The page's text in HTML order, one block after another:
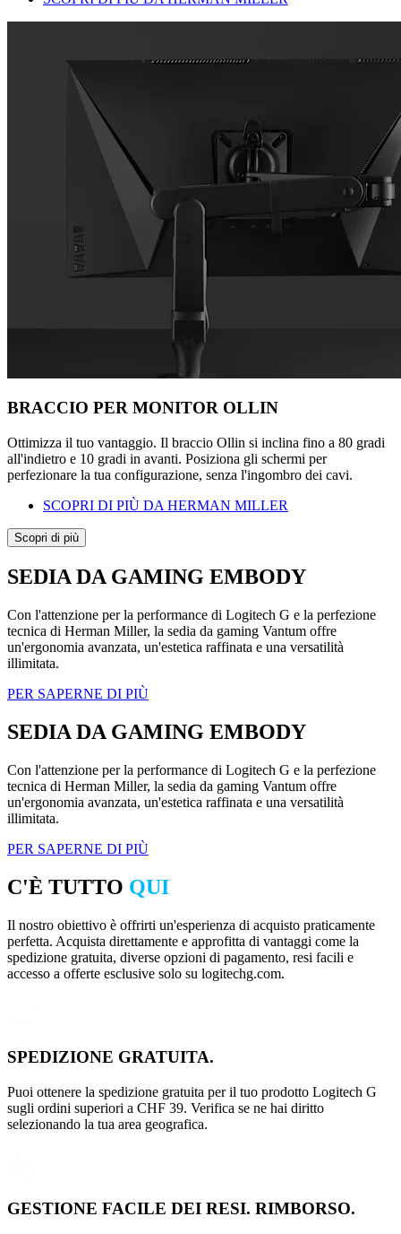
BRACCIO PER MONITOR OLLIN
Ottimizza il tuo vantaggio. Il braccio Ollin si inclina fino a 80 gradi
all'indietro e 10 gradi in avanti. Posiziona gli schermi per
perfezionare la tua configurazione, senza l'ingombro dei cavi.
SCOPRI DI PIÙ DA HERMAN MILLER
Scopri di più
SEDIA DA GAMING EMBODY
Con l'attenzione per la performance di Logitech G e la perfezione
tecnica di Herman Miller, la sedia da gaming Vantum offre
un'ergonomia avanzata, un'estetica raffinata e una versatilità
illimitata.
PER SAPERNE DI PIÙ
SEDIA DA GAMING EMBODY
Con l'attenzione per la performance di Logitech G e la perfezione
tecnica di Herman Miller, la sedia da gaming Vantum offre
un'ergonomia avanzata, un'estetica raffinata e una versatilità
illimitata.
PER SAPERNE DI PIÙ
C'È TUTTO QUI
Il nostro obiettivo è offrirti un'esperienza di acquisto praticamente
perfetta. Acquista direttamente e approfitta di vantaggi come la
spedizione gratuita, diverse opzioni di pagamento, resi facili e
accesso a offerte esclusive solo su logitechg.com.
SPEDIZIONE GRATUITA.
Puoi ottenere la spedizione gratuita per il tuo prodotto Logitech G
sugli ordini superiori a CHF 39. Verifica se ne hai diritto
selezionando la tua area geografica.
GESTIONE FACILE DEI RESI. RIMBORSO.